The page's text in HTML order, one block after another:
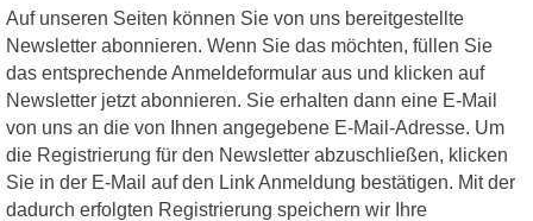
Auf unseren Seiten können Sie von uns bereitgestellte
Newsletter abonnieren. Wenn Sie das möchten, füllen Sie
das entsprechende Anmeldeformular aus und klicken auf
Newsletter jetzt abonnieren. Sie erhalten dann eine E-Mail
von uns an die von Ihnen angegebene E-Mail-Adresse. Um
die Registrierung für den Newsletter abzuschließen, klicken
Sie in der E-Mail auf den Link Anmeldung bestätigen. Mit der
dadurch erfolgten Registrierung speichern wir Ihre